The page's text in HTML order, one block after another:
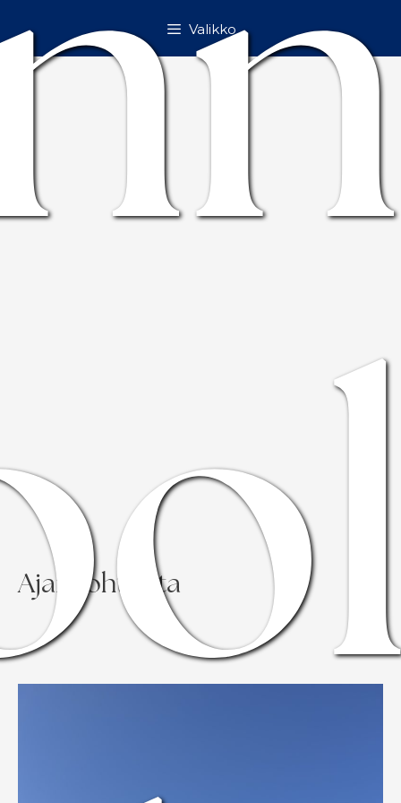
Valikko
Ajankohtaista